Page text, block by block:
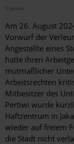
© privat
Am 26. August
Vorwurf der
Angestellte eines
hatte ihren
mutmaßlicher
Arbeitsrechten
Mitbesitzer des
Pertiwi wurde
Haftzentrum in
wieder auf freiem
die Stadt nicht